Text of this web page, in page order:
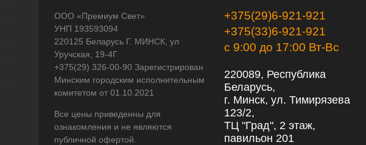
ООО «Премиум Свет»
УНП 193593094
220125 Беларусь Г. МИНСК, ул
Уручская, 19-4Г
+375(29) 326-00-90 Зарегистрирован
Минским городским исполнительным
комитетом от 01.10.2021
Все цены приведенны для
ознакомления и не являются
публичной офертой.
+375(29)6-921-921
+375(33)6-921-921
с 9:00 до 17:00 Вт-Вс
220089, Республика
Беларусь,
г. Минск, ул. Тимирязева
123/2,
ТЦ "Град", 2 этаж,
павильон 201